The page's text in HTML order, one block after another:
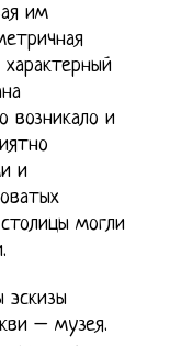
им
возникало и
и
могли
эскизы
– музея.